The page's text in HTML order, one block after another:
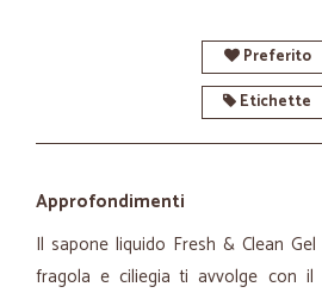
Preferito
Etichette
Approfondimenti
Il sapone liquido Fresh & Clean
fragola e ciliegia ti avvolge con